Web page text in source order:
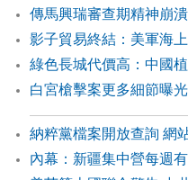
傳馬興瑞審查期精神崩
影子貿易終結：美軍海
綠色長城代價高：中國
白宮槍擊案更多細節曝
納粹黨檔案開放查詢 網
內幕：新疆集中營每週